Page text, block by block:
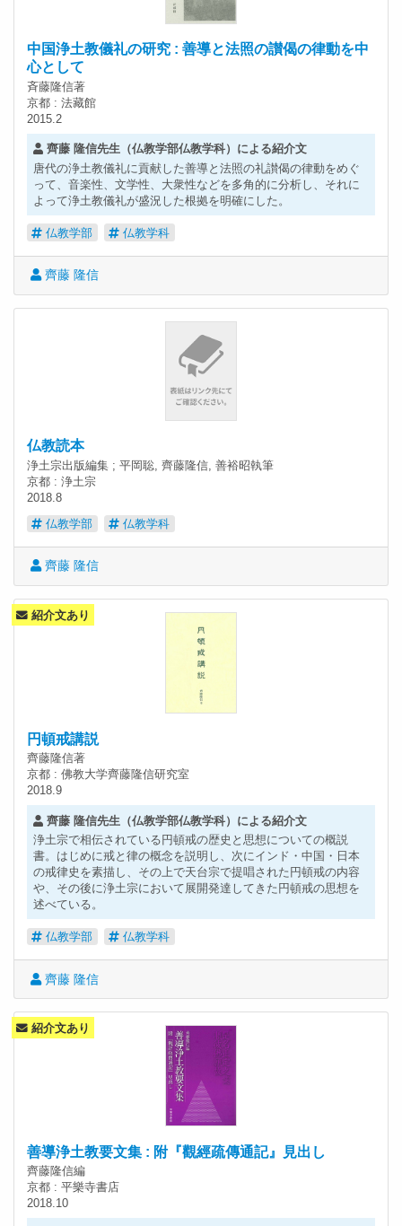
中国浄土教儀礼の研究 : 善導と法照の讃偈の律動を中
心として
斉藤隆信著
京都 : 法藏館
2015.2
齊藤 隆信先生（仏教学部仏教学科）による紹介文
唐代の浄土教儀礼に貢献した善導と法照の礼讃偈の律動をめぐ
って、音楽性、文学性、大衆性などを多角的に分析し、それに
よって浄土教儀礼が盛況した根拠を明確にした。
仏教学部 仏教学科
齊藤 隆信
仏教読本
浄土宗出版編集 ; 平岡聡, 齊藤隆信, 善裕昭執筆
京都 : 浄土宗
2018.8
仏教学部 仏教学科
齊藤 隆信
円頓戒講説
齊藤隆信著
京都 : 佛教大学齊藤隆信研究室
2018.9
齊藤 隆信先生（仏教学部仏教学科）による紹介文
浄土宗で相伝されている円頓戒の歴史と思想についての概説
書。はじめに戒と律の概念を説明し、次にインド・中国・日本
の戒律史を素描し、その上で天台宗で提唱された円頓戒の内容
や、その後に浄土宗において展開発達してきた円頓戒の思想を
述べている。
仏教学部 仏教学科
齊藤 隆信
紹介文あり
善導浄土教要文集 : 附『觀經疏傳通記』見出し
齊藤隆信編
京都 : 平樂寺書店
2018.10
紹介文あり